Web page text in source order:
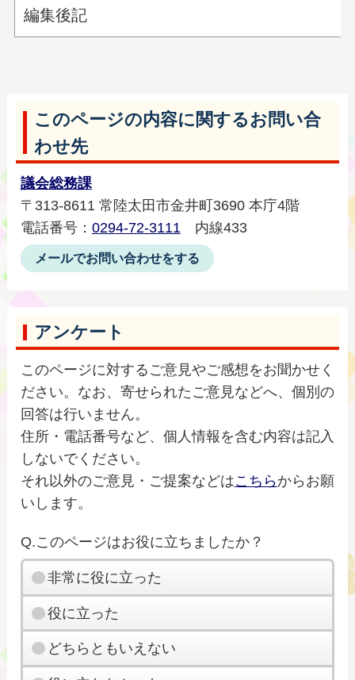
編集後記
このページの内容に関するお問い合
わせ先
議会総務課
〒313-8611 常陸太田市金井町3690 本庁4階
電話番号： 0294-72-3111内線433
メールでお問い合わせをする
アンケート
このページに対するご意見やご感想をお聞かせく
ださい。なお、寄せられたご意見などへ、個別の
回答は行いません。
住所・電話番号など、個人情報を含む内容は記入
しないでください。
それ以外のご意見・ご提案などはこちらからお願
いします。
Q.このページはお役に立ちましたか？
非常に役に立った
役に立った
どちらともいえない